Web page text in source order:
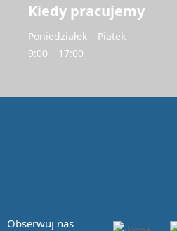
Kiedy pracujemy
Poniedziałek – Piątek
9:00 – 17:00
Obserwuj nas